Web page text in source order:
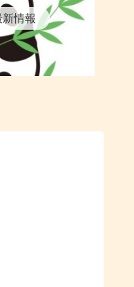
情報